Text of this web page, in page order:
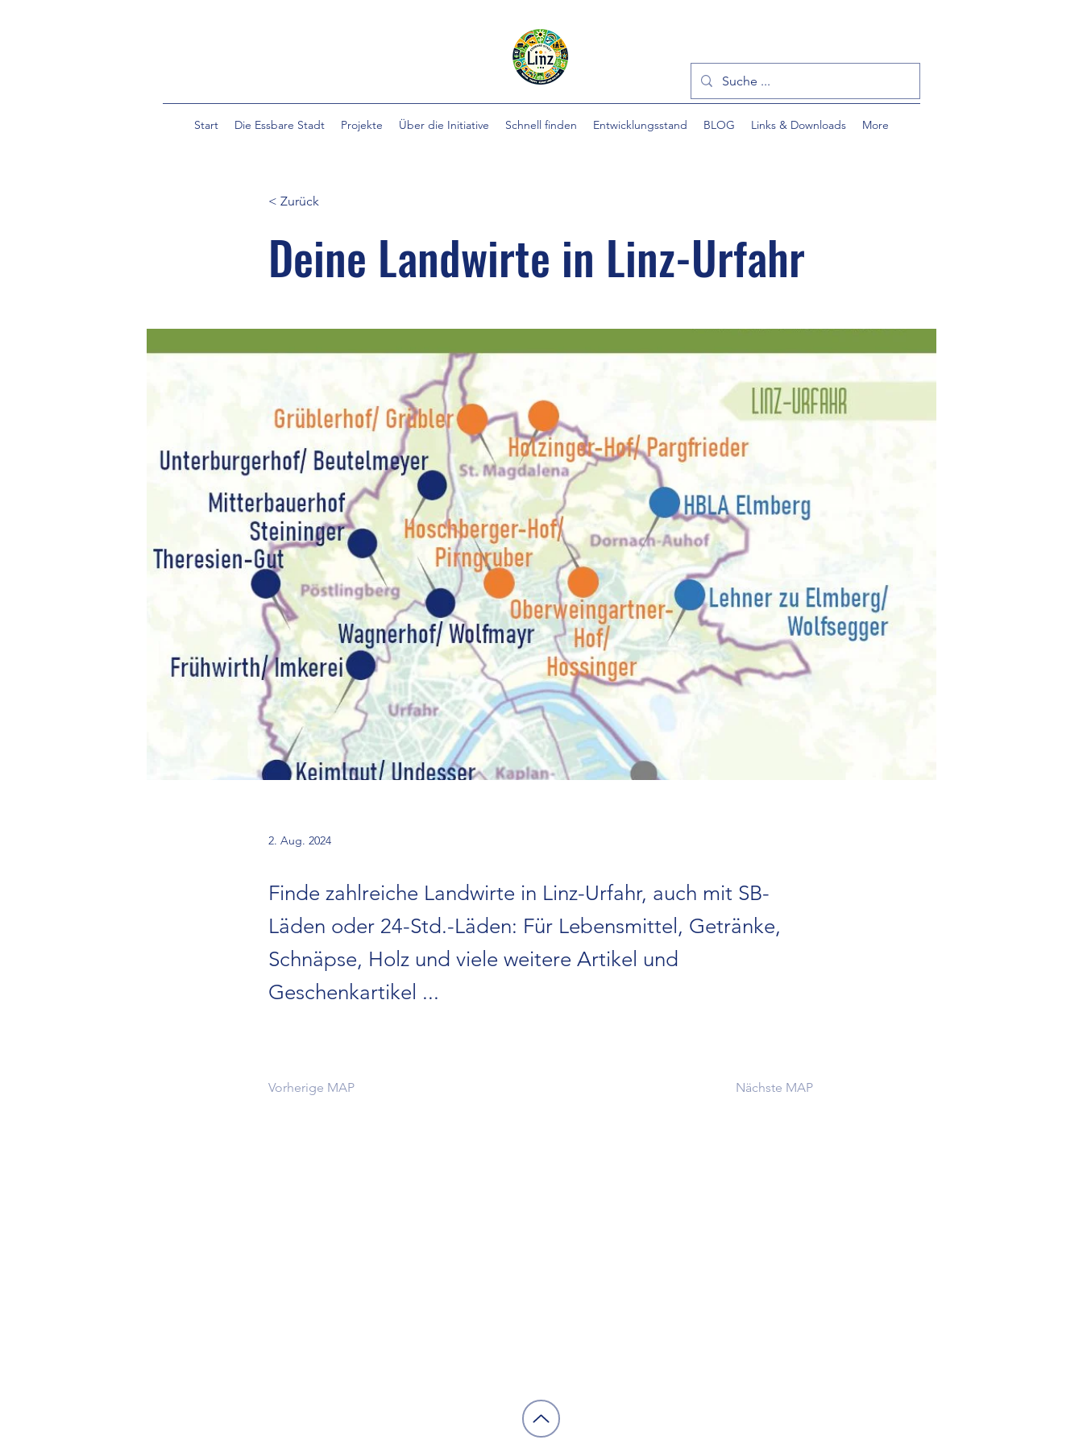
Start Die Essbare Stadt Projekte Über die Initiative Schnell finden Entwicklungsstand BLOG Links & Downloads More
< Zurück
Deine Landwirte in Linz-Urfahr
2. Aug. 2024
Finde zahlreiche Landwirte in Linz-Urfahr, auch mit SB-
Läden oder 24-Std.-Läden: Für Lebensmittel, Getränke,
Schnäpse, Holz und viele weitere Artikel und
Geschenkartikel ...
Vorherige MAP Nächste MAP